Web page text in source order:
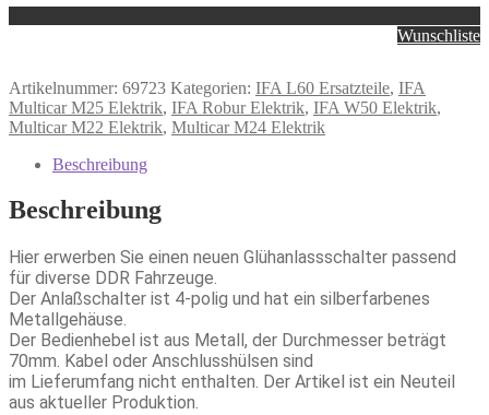
Wunschliste
Artikelnummer: 69723 Kategorien: IFA L60 Ersatzteile, IFA
Multicar M25 Elektrik, IFA Robur Elektrik, IFA W50 Elektrik,
Multicar M22 Elektrik, Multicar M24 Elektrik
Beschreibung
Beschreibung
Hier erwerben Sie einen neuen Glühanlassschalter passend
für diverse DDR Fahrzeuge.
Der Anlaßschalter ist 4-polig und hat ein silberfarbenes
Metallgehäuse.
Der Bedienhebel ist aus Metall, der Durchmesser beträgt
70mm. Kabel oder Anschlusshülsen sind
im Lieferumfang nicht enthalten. Der Artikel ist ein Neuteil
aus aktueller Produktion.